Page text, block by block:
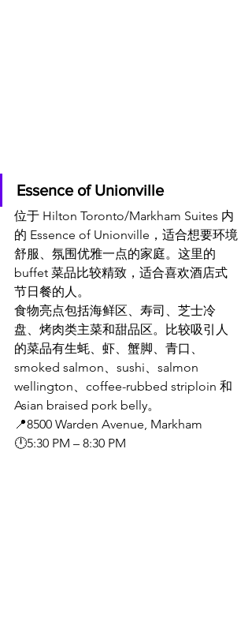
Essence of Unionville
位于 Hilton Toronto/Markham Suites 内
的 Essence of Unionville，适合想要环境
舒服、氛围优雅一点的家庭。这里的
buffet 菜品比较精致，适合喜欢酒店式
节日餐的人。
食物亮点包括海鲜区、寿司、芝士冷
盘、烤肉类主菜和甜品区。比较吸引人
的菜品有生蚝、虾、蟹脚、青口、
smoked salmon、sushi、salmon
wellington、coffee-rubbed striploin 和
Asian braised pork belly。
📍8500 Warden Avenue, Markham
🕛5:30 PM – 8:30 PM